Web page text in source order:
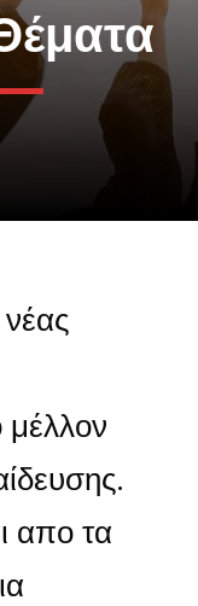
μέλλον
απο τα